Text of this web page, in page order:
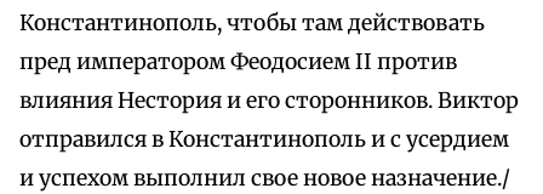
Константинополь, чтобы там действовать
пред императором Феодосием II против
влияния Нестория и его сторонников. Виктор
отправился в Константинополь и с усердием
и успехом выполнил свое новое назначение./